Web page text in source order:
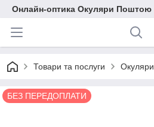
Онлайн-оптика Окуляри Поштою
Товари та послуги Окуляри
БЕЗ ПЕРЕДОПЛАТИ